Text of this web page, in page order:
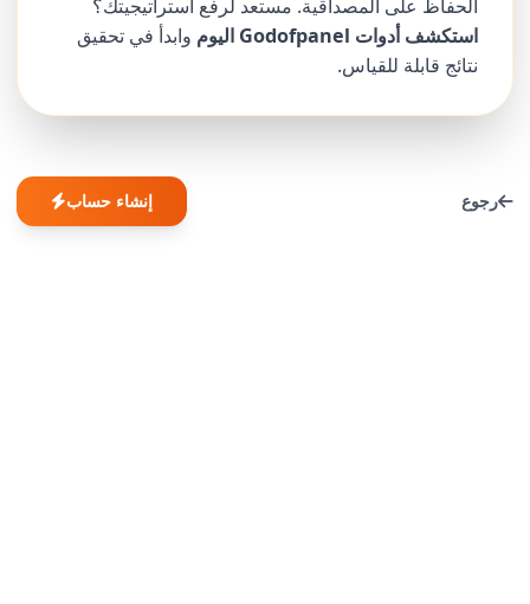
الحفاظ على المصداقية. مستعد لرفع استراتيجيتك؟
استكشف أدوات Godofpanel اليوم
وابدأ في تحقيق
نتائج قابلة للقياس.
رجوع إنشاء حساب